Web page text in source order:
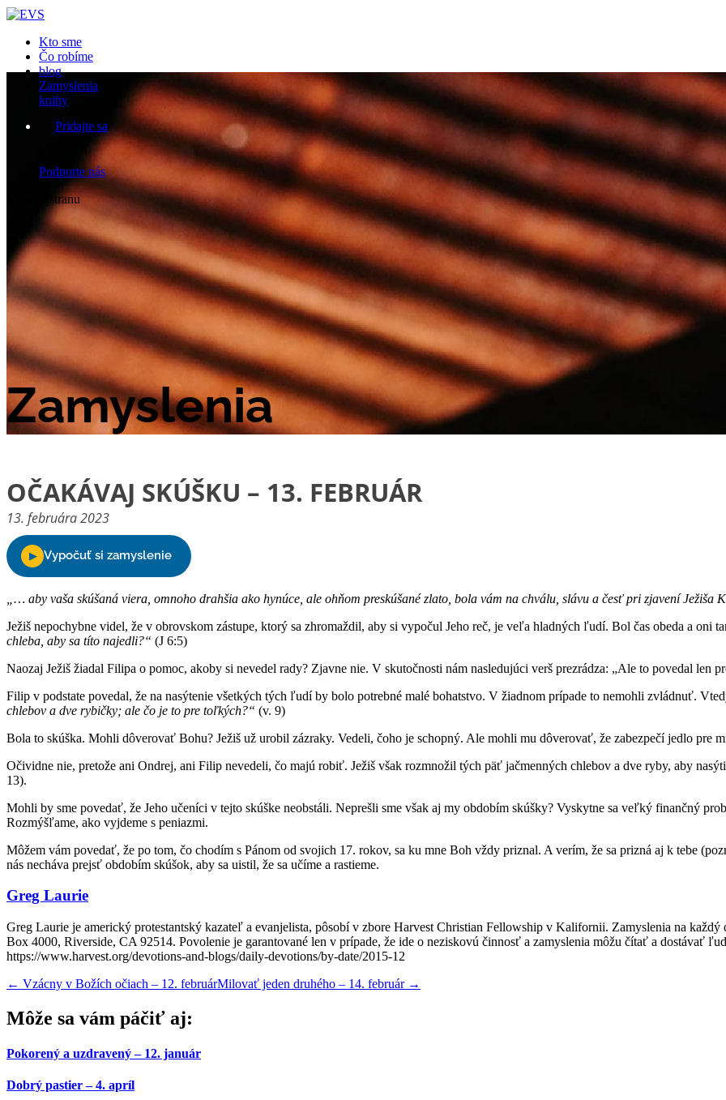
Kto sme
Čo robíme
blog
Zamyslenia
knihy
Pridajte sa
Podporte nás
Vyberte stranu
Zamyslenia
OČAKÁVAJ SKÚŠKU – 13. FEBRUÁR
13. februára 2023
„… aby vaša skúšaná viera, omnoho drahšia ako hynúce, ale ohňom preskúšané zlato, bola vám na chválu, slávu a česť pri zjavení Ježiša
Ježiš nepochybne videl, že v obrovskom zástupe, ktorý sa zhromaždil, aby si vypočul Jeho reč, je veľa hladných ľudí. Bol čas obeda a oni
chleba, aby sa títo najedli?“ (J 6:5)
Naozaj Ježiš žiadal Filipa o pomoc, akoby si nevedel rady? Zjavne nie. V skutočnosti nám nasledujúci verš prezrádza: „Ale to povedal len
Filip v podstate povedal, že na nasýtenie všetkých tých ľudí by bolo potrebné malé bohatstvo. V žiadnom prípade to nemohli zvládnuť.
chlebov a dve rybičky; ale čo je to pre toľkých?“ (v. 9)
Bola to skúška. Mohli dôverovať Bohu? Ježiš už urobil zázraky. Vedeli, čoho je schopný. Ale mohli mu dôverovať, že zabezpečí jedlo pre
Očividne nie, pretože ani Ondrej, ani Filip nevedeli, čo majú robiť. Ježiš však rozmnožil tých päť jačmenných chlebov a dve ryby, aby
13).
Mohli by sme povedať, že Jeho učeníci v tejto skúške neobstáli. Neprešli sme však aj my obdobím skúšky? Vyskytne sa veľký finančný
Rozmýšľame, ako vyjdeme s peniazmi.
Môžem vám povedať, že po tom, čo chodím s Pánom od svojich 17. rokov, sa ku mne Boh vždy priznal. A verím, že sa prizná aj k tebe
nás necháva prejsť obdobím skúšok, aby sa uistil, že sa učíme a rastieme.
Greg Laurie
Greg Laurie je americký protestantský kazateľ a evanjelista, pôsobí v zbore Harvest Christian Fellowship v Kalifornii. Zamyslenia na
Box 4000, Riverside, CA 92514. Povolenie je garantované len v prípade, že ide o neziskovú činnosť a zamyslenia môžu čítať a dostávať
https://www.harvest.org/devotions-and-blogs/daily-devotions/by-date/2015-12
← Vzácny v Božích očiach – 12. februárMilovať jeden druhého – 14. február →
Môže sa vám páčiť aj:
Pokorený a uzdravený – 12. január
Dobrý pastier – 4. apríl